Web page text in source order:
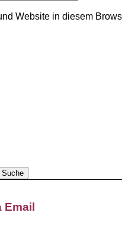
Website in diesem